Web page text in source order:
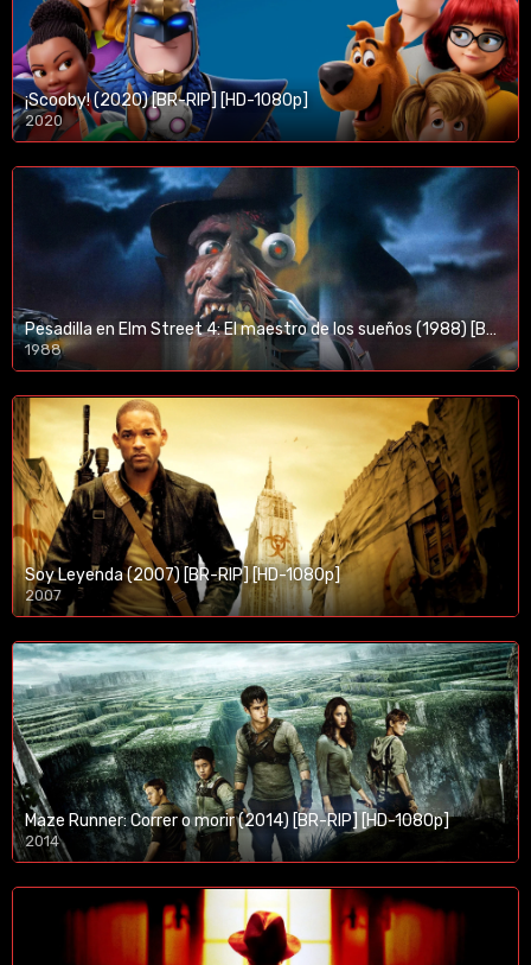
¡Scooby! (2020) [BR-RIP] [HD-1080p]
2020
1080p/720p
Pesadilla en Elm Street 4: El maestro de los sueños (1988) [BR-RIP] [HD-1080p]
1988
Soy Leyenda (2007) [BR-RIP] [HD-1080p]
2007
1080p/720p
Maze Runner: Correr o morir (2014) [BR-RIP] [HD-1080p]
2014
1080p/720p